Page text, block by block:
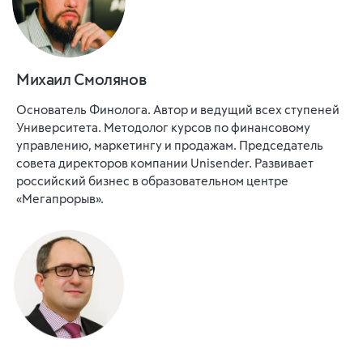
Михаил Смолянов
Основатель Финолога. Автор и ведущий всех ступеней
Университета. Методолог курсов по финансовому
управлению, маркетингу и продажам. Председатель
совета директоров компании Unisender. Развивает
российский бизнес в образовательном центре
«Мегапрорыв».